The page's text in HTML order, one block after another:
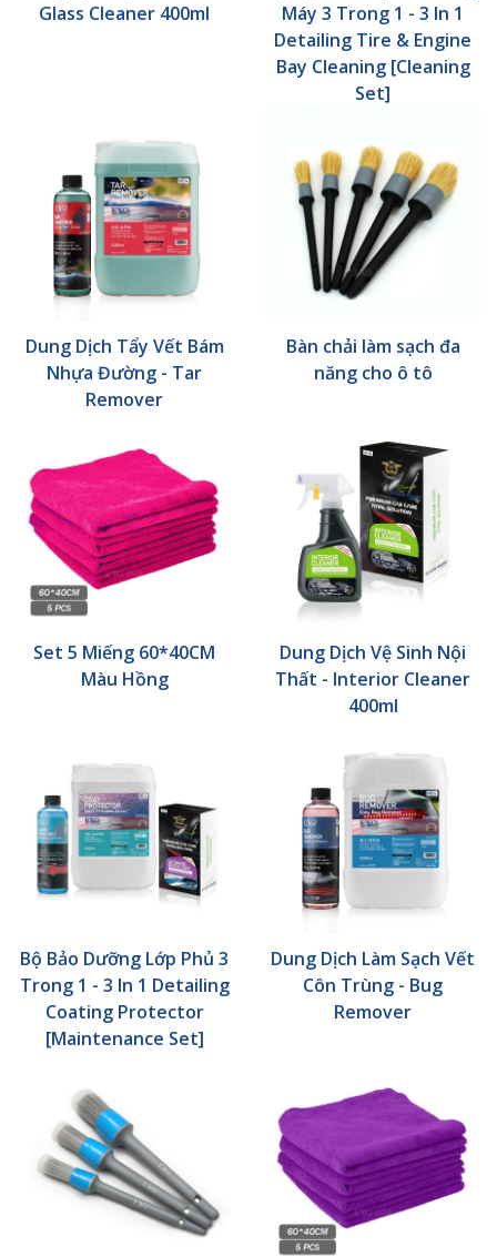
Glass Cleaner 400ml
Máy 3 Trong 1 - 3 In 1
Detailing Tire & Engine
Bay Cleaning [Cleaning
Set]
Dung Dịch Tẩy Vết Bám
Nhựa Đường - Tar
Remover
Bàn chải làm sạch đa
năng cho ô tô
Set 5 Miếng 60*40CM
Màu Hồng
Dung Dịch Vệ Sinh Nội
Thất - Interior Cleaner
400ml
Bộ Bảo Dưỡng Lớp Phủ 3
Trong 1 - 3 In 1 Detailing
Coating Protector
[Maintenance Set]
Dung Dịch Làm Sạch Vết
Côn Trùng - Bug
Remover